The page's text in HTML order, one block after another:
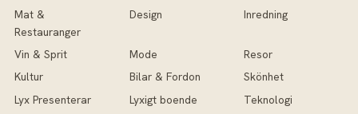
Mat &
Restauranger
Design Inredning
Vin & Sprit Mode
Resor
Kultur
Bilar & Fordon
Skönhet
Lyx Presenterar
Lyxigt boende Teknologi